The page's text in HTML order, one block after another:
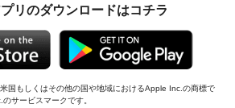
リのダウンロードはコチラ
国もしくはその他の国や地域におけるApple Inc.の商標で
サービスマークです。